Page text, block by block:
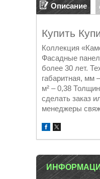
Описание
Купить
Коллекция
Фасадные
более 30 лет.
габаритная, мм
м² – 0,38
сделать заказ
менеджеры